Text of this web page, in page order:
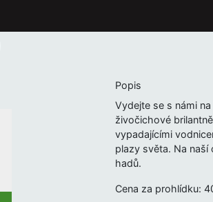
Popis
Vydejte se s námi
živočichové
vypadajícími
plazy světa. Na
hadů.
Cena za prohlídku: